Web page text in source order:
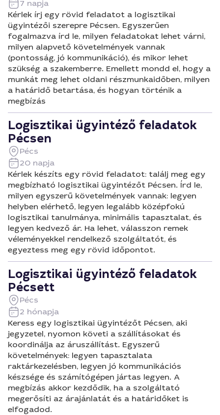
7 napja
Kérlek írj egy rövid feladatot a logisztikai
ügyintézői szerepre Pécsen. Egyszerűen
fogalmazva írd le, milyen feladatokat lehet várni,
milyen alapvető követelmények vannak
(pontosság, jó kommunikáció), és mikor lehet
szükség a szakemberre. Emellett mondd el, hogy a
munkát meg lehet oldani részmunkaidőben, milyen
a határidő betartása, és hogyan történik a
megbízás
Logisztikai ügyintéző feladatok
Pécsen
Pécs
20 napja
Kérlek készíts egy rövid feladatot: találj meg egy
megbízható logisztikai ügyintézőt Pécsen. Írd le,
milyen egyszerű követelmények vannak: legyen
helyben elérhető, legyen legalább középfokú
logisztikai tanulmánya, minimális tapasztalat, és
legyen kedvező ár. Ha lehet, válasszon remek
véleményekkel rendelkező szolgáltatót, és
egyeztess meg egy rövid időpontot.
Logisztikai ügyintéző feladatok
Pécsett
Pécs
2 hónapja
Keress egy logisztikai ügyintézőt Pécsen, aki
jegyzetel, nyomon követi a szállításokat és
koordinálja az áruszállítást. Egyszerű
követelmények: legyen tapasztalata
raktárkezelésben, legyen jó kommunikációs
készsége és számítógépen jártas legyen. A
megbízás akkor kezdődik, ha a szolgáltató
megerősíti az árajánlatát és a határidőket is
elfogadod.